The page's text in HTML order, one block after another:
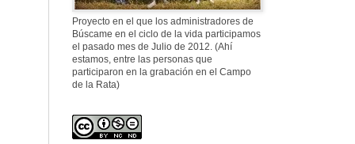
Proyecto en el que los administradores de
Búscame en el ciclo de la vida participamos
el pasado mes de Julio de 2012. (Ahí
estamos, entre las personas que
participaron en la grabación en el Campo
de la Rata)